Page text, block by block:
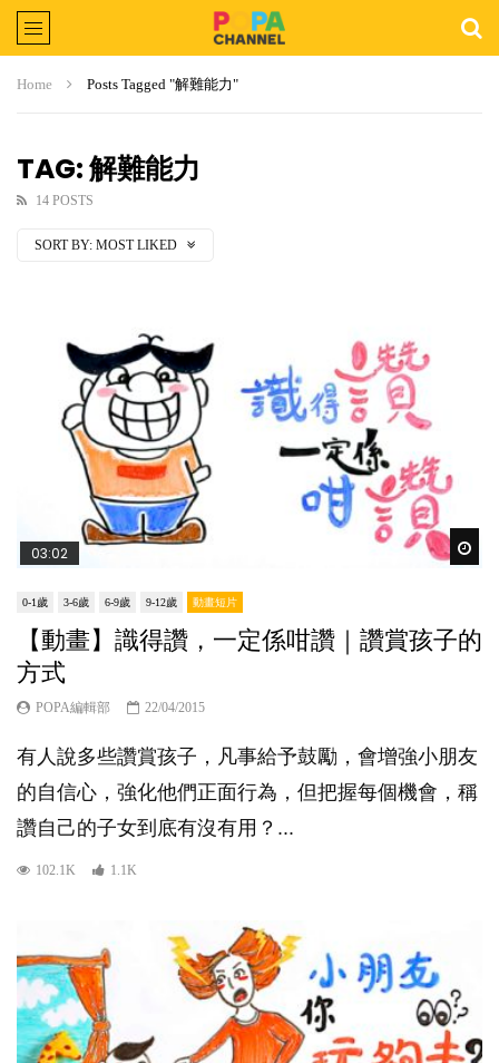
Home Posts Tagged "解難能力"
TAG: 解難能力
14 POSTS
SORT BY: MOST LIKED
03:02
0-1歲 3-6歲 6-9歲 9-12歲 動畫短片
【動畫】識得讚，一定係咁讚｜讚賞孩子的
方式
POPA編輯部 22/04/2015
有人說多些讚賞孩子，凡事給予鼓勵，會增強小朋友
的自信心，強化他們正面行為，但把握每個機會，稱
讚自己的子女到底有沒有用？...
102.1K 1.1K